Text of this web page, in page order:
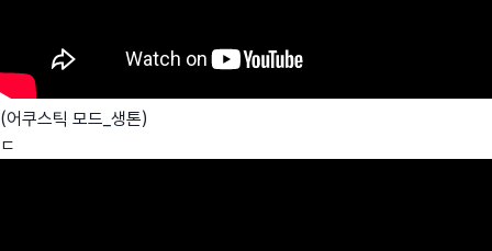
(어쿠스틱 모드_생톤)
ㄷ